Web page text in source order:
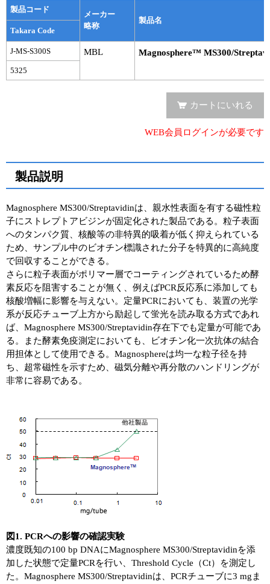
幹細胞・再生医療研究ガイド
クローニング実験ガイド
細胞選択ガイド
プロトコール集
ユーザーズボイス集
動画ライブラリー
Q&A
製品コード
メーカー
略称
製品名
Takara Code
J-MS-S300S MBL Magnosphere™ MS300/
5325
カートにいれる
WEB会員ログインが必要です
製品説明
Magnosphere MS300/Streptavidinは、親水性表面を有する磁性粒
子にストレプトアビジンが固定化された製品である。粒子表面
へのタンパク質、核酸等の非特異的吸着が低く抑えられている
ため、サンプル中のビオチン標識された分子を特異的に高純度
で回収することができる。
さらに粒子表面がポリマー層でコーティングされているため酵
素反応を阻害することが無く、例えばPCR反応系に添加しても
核酸増幅に影響を与えない。定量PCRにおいても、装置の光学
系が反応チューブ上方から励起して蛍光を読み取る方式であれ
ば、Magnosphere MS300/Streptavidin存在下でも定量が可能であ
る。また酵素免疫測定においても、ビオチン化一次抗体の結合
用担体として使用できる。Magnosphereは均一な粒子径を持
ち、超常磁性を示すため、磁気分離や再分散のハンドリングが
非常に容易である。
図1. PCRへの影響の確認実験
濃度既知の100 bp DNAにMagnosphere MS300/Streptavidinを添
加した状態で定量PCRを行い、Threshold Cycle（Ct）を測定し
た。Magnosphere MS300/Streptavidinは、PCRチューブに3 mgま